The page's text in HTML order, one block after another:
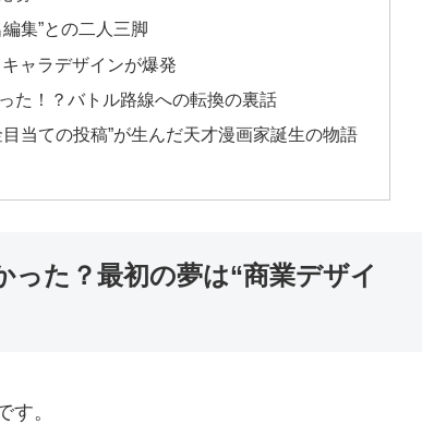
集”との二人三脚
ャラデザインが爆発
た！？バトル路線への転換の裏話
当ての投稿”が生んだ天才漫画家誕生の物語
た？最初の夢は“商業デザイ
。